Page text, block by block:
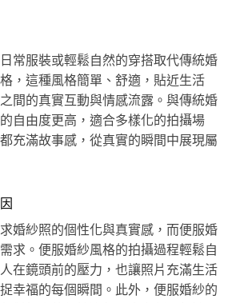
常服裝或輕鬆自然的穿搭取代傳統婚
，這種風格簡單、舒適，貼近生活
間的真實互動與情感流露。與傳統婚
自由度更高，適合多樣化的拍攝場
充滿故事感，從真實的瞬間中展現屬
婚紗照的個性化與真實感，而便服婚
求。便服婚紗風格的拍攝過程輕鬆自
在鏡頭前的壓力，也讓照片充滿生活
幸福的每個瞬間。此外，便服婚紗的